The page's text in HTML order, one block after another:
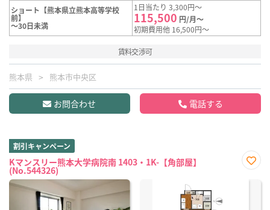
ショート【熊本県立熊本高等学校
前】
～30日未満
1日当たり 3,300円～
115,500 円/月～
初期費用他 16,500円～
賃料交渉可
熊本県 熊本市中央区
お問合わせ 電話する
割引キャンペーン
Kマンスリー熊本大学病院南 1403・1K-【角部屋】
(No.544326)
に入